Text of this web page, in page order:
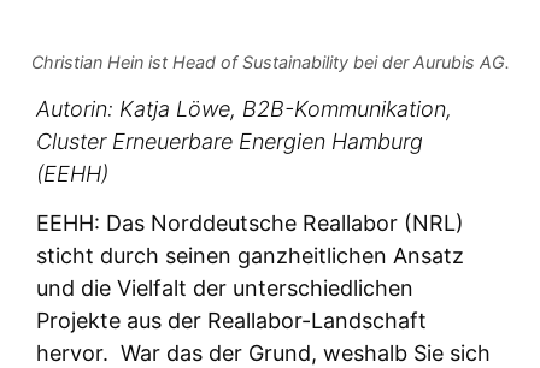
Christian Hein ist Head of Sustainability bei der Aurubis AG.
Autorin: Katja Löwe, B2B-Kommunikation,
Cluster Erneuerbare Energien Hamburg
(EEHH)
EEHH: Das Norddeutsche Reallabor (NRL)
sticht durch seinen ganzheitlichen Ansatz
und die Vielfalt der unterschiedlichen
Projekte aus der Reallabor-Landschaft
hervor. War das der Grund, weshalb Sie sich